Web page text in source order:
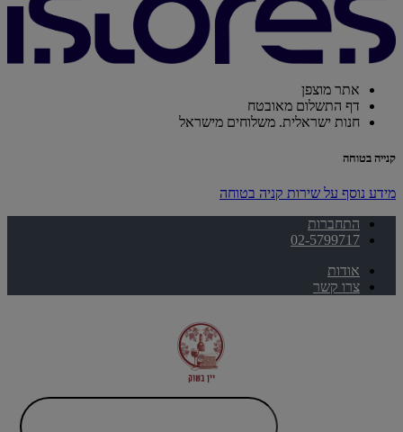
אתר מוצפן
דף התשלום מאובטח
חנות ישראלית. משלוחים מישראל
קנייה בטוחה
מידע נוסף על שירות קניה בטוחה
התחברות
02-5799717
אודות
צרו קשר